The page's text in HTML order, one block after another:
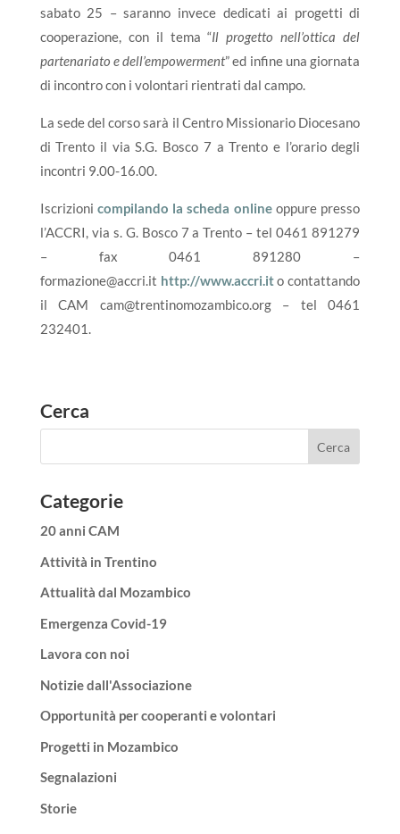
sabato 25 – saranno invece dedicati ai progetti di
cooperazione, con il tema “Il progetto nell’ottica del
partenariato e dell’empowerment” ed infine una giornata
di incontro con i volontari rientrati dal campo.
La sede del corso sarà il Centro Missionario Diocesano
di Trento il via S.G. Bosco 7 a Trento e l’orario degli
incontri 9.00-16.00.
Iscrizionicompilando la scheda onlineoppure presso
l’ACCRI, via s. G. Bosco 7 a Trento – tel 0461 891279
– fax 0461 891280 –
formazione@accri.it http://www.accri.ito contattando
il CAM cam@trentinomozambico.org – tel 0461
232401.
Cerca
Categorie
20 anni CAM
Attività in Trentino
Attualità dal Mozambico
Emergenza Covid-19
Lavora con noi
Notizie dall'Associazione
Opportunità per cooperanti e volontari
Progetti in Mozambico
Segnalazioni
Storie